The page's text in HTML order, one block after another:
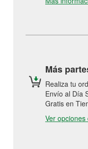
Más
Realiza tu
Envío al Día
Gratis en
Ver